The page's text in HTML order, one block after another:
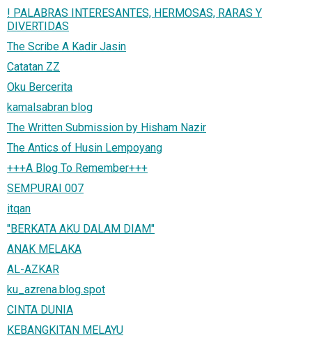
! PALABRAS INTERESANTES, HERMOSAS, RARAS Y
DIVERTIDAS
The Scribe A Kadir Jasin
Catatan ZZ
Oku Bercerita
kamalsabran blog
The Written Submission by Hisham Nazir
The Antics of Husin Lempoyang
+++A Blog To Remember+++
SEMPURAI 007
itqan
"BERKATA AKU DALAM DIAM"
ANAK MELAKA
AL-AZKAR
ku_azrena.blog.spot
CINTA DUNIA
KEBANGKITAN MELAYU